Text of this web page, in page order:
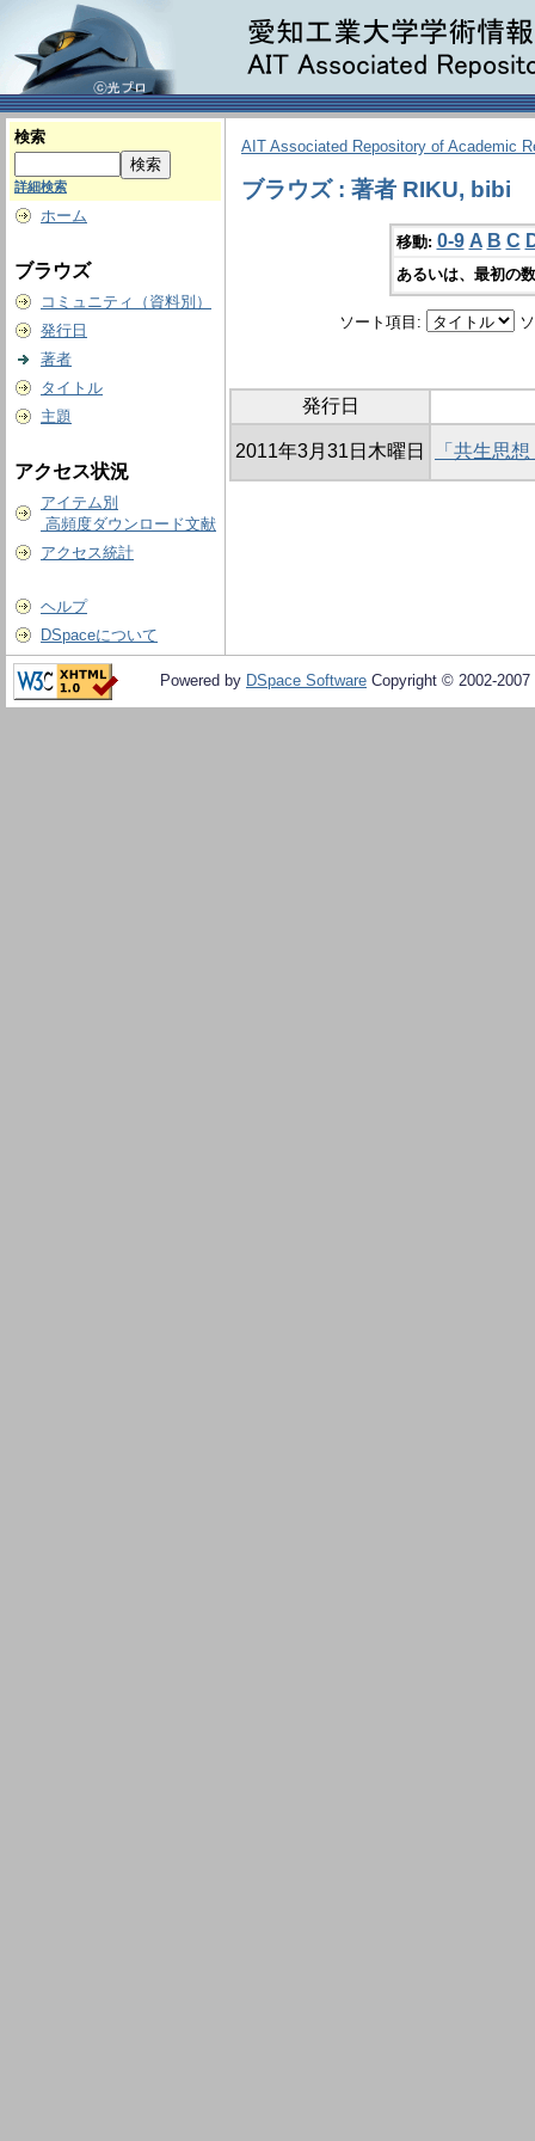
検索
詳細検索
ホーム
ブラウズ
コミュニティ（資料別）
発行日
著者
タイトル
主題
アクセス状況
アイテム別
高頻度ダウンロード文献
アクセス統計
ヘルプ
DSpaceについて
AIT Associated Repository of Academic
ブラウズ : 著者 RIKU, bibi
移動: 0-9 A B C
あるいは、最初の
ソート項目:
発行日
2011年3月31日木曜日 「共生思
Powered by DSpace Software Copyright © 2002-2007